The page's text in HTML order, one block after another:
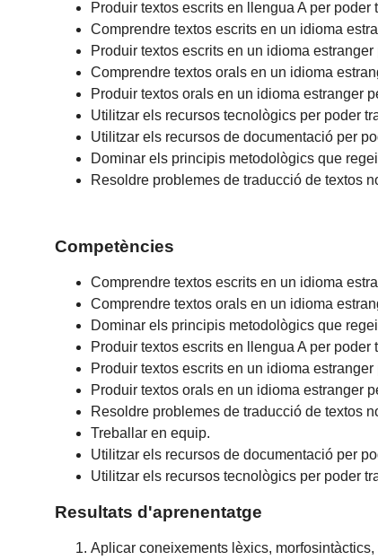
Produir textos escrits en llengua A per poder
Comprendre textos escrits en un idioma
Produir textos escrits en un idioma estranger
Comprendre textos orals en un idioma
Produir textos orals en un idioma estranger
Utilitzar els recursos tecnològics per poder
Utilitzar els recursos de documentació per
Dominar els principis metodològics que
Resoldre problemes de traducció de textos
Competències
Comprendre textos escrits en un idioma
Comprendre textos orals en un idioma
Dominar els principis metodològics que
Produir textos escrits en llengua A per poder
Produir textos escrits en un idioma estranger
Produir textos orals en un idioma estranger
Resoldre problemes de traducció de textos
Treballar en equip.
Utilitzar els recursos de documentació per
Utilitzar els recursos tecnològics per poder
Resultats d'aprenentatge
Aplicar coneixements lèxics,